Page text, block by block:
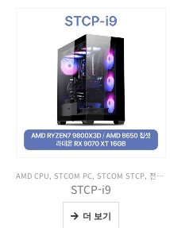
AMD CPU, STCOM PC, STCOM STCP, 전체 제품보기
STCP-i9
더 보기